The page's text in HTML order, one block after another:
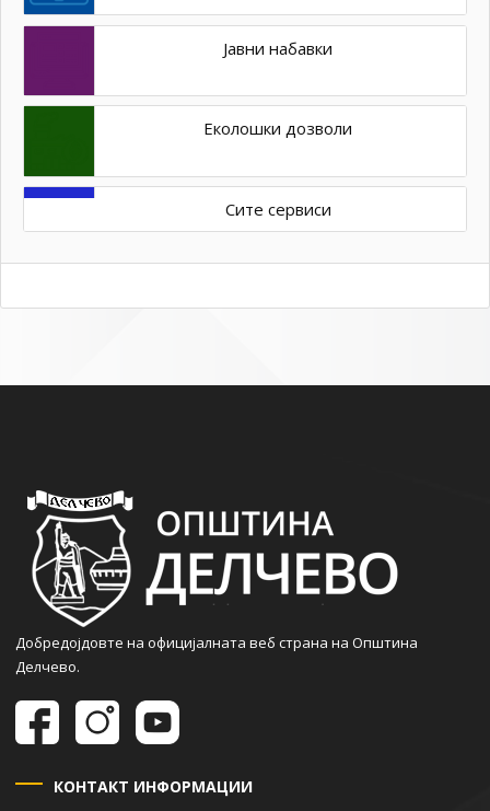
Јавни набавки
Еколошки дозволи
Сите сервиси
Добредојдовте на официјалната веб страна на Општина
Делчево.
КОНТАКТ ИНФОРМАЦИИ